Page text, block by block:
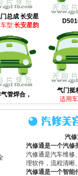
总成 长安星
型:长安星韵
管焊合，
气门挺
适用
汽
汽修通是一个汽修
汽修通是汽车维修
理软件，流程清晰
汽修通是一个智能